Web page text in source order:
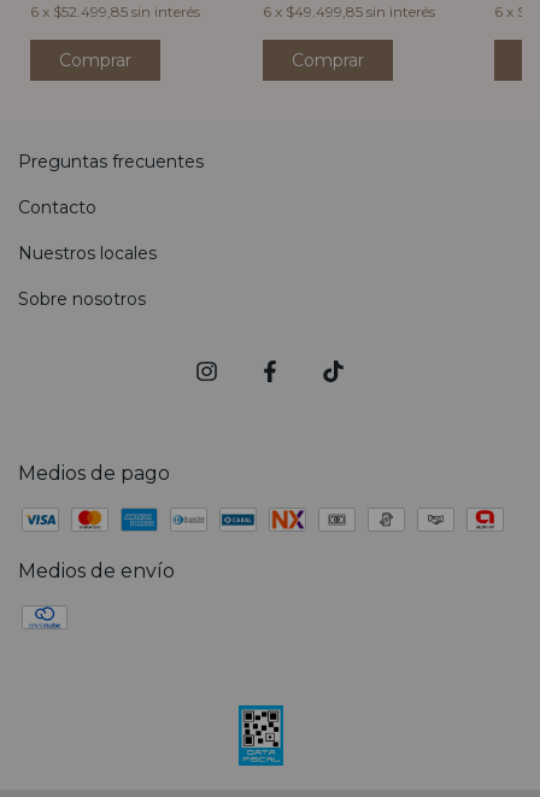
6 x $52.499,85 sin interés
6 x $49.499,85 sin interés
6 x
Preguntas frecuentes
Contacto
Nuestros locales
Sobre nosotros
Medios de pago
Medios de envío